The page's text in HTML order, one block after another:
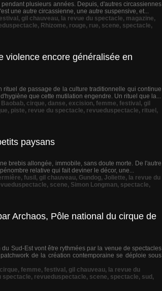
plusieurs années. Depuis, d'autres circassiennes
une autre circassienne, une autre suspensive, et...
, gil chauveau, la revue du spectacle, magazine,
, Rhizome, rouge, rue, scene, spectacle,
violence encore généralisée en
de passage de la culture traditionnelle qui continue
que cette mutilation engendre. Un rituel que la...
, cirque, danse, excision, femme, festival , gil
, piste, revue du spectacle, revueduspectacle, rituel ,
paysans
brebis allongée, immobile, sans doute morte. De l'autre
relative qui fait deviner le décor, une...
, fusil , gil chauveau, Gundog, Joliette, la revue du
, scene, Simon Longman, spectacle,
Archaos, Pôle national du cirque de
Sud-Est vont être rythmées par la venue de spectacles
de la création contemporaine se déploie sous
cirque, femme, festival , gil chauveau, la revue du
spectacle, revueduspectacle, scene, spectacle, sud ,